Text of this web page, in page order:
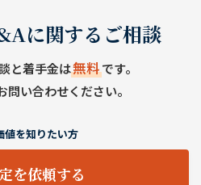
に関するご相談
と着手金は無料です。
問い合わせください。
値を知りたい方
を依頼する